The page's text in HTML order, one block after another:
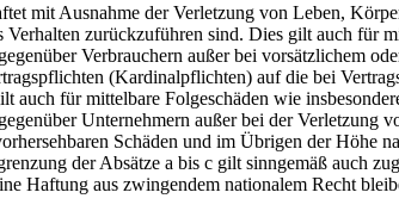
mit Ausnahme der Verletzung von Leben,
Verhalten zurückzuführen sind. Dies gilt auch für
Verbrauchern außer bei vorsätzlichem
(Kardinalpflichten) auf die bei
auch für mittelbare Folgeschäden wie
Unternehmern außer bei der Verletzung
Schäden und im Übrigen der Höhe
der Absätze a bis c gilt sinngemäß auch
Haftung aus zwingendem nationalem Recht